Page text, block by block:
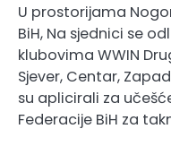
U prostorijama
BiH, Na sjednici se
klubovima WWIN
Sjever, Centar,
su aplicirali za
Federacije BiH za